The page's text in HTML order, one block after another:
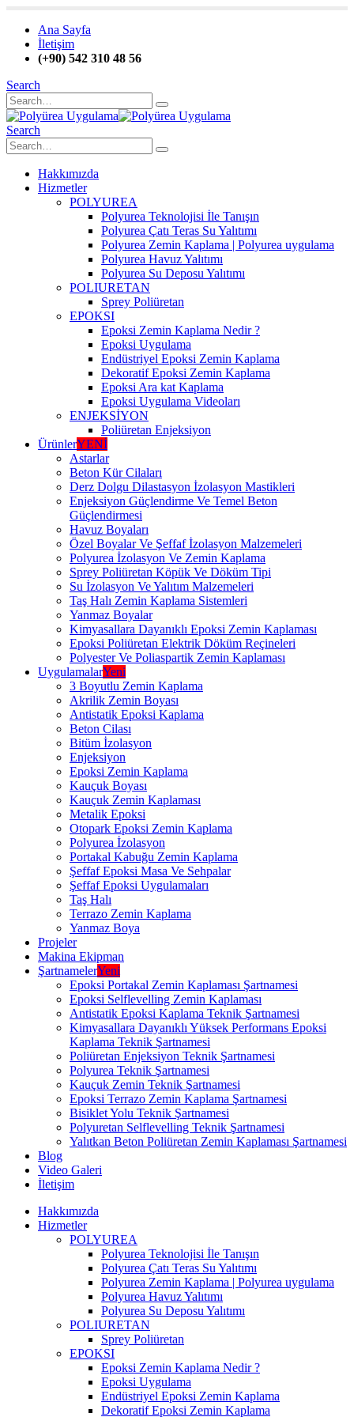
Ana Sayfa
İletişim
(+90) 542 310 48 56
Search
Search
Hakkımızda
Hizmetler
POLYUREA
Polyurea Teknolojisi İle Tanışın
Polyurea Çatı Teras Su Yalıtımı
Polyurea Zemin Kaplama | Polyurea uygulama
Polyurea Havuz Yalıtımı
Polyurea Su Deposu Yalıtımı
POLIURETAN
Sprey Poliüretan
EPOKSI
Epoksi Zemin Kaplama Nedir ?
Epoksi Uygulama
Endüstriyel Epoksi Zemin Kaplama
Dekoratif Epoksi Zemin Kaplama
Epoksi Ara kat Kaplama
Epoksi Uygulama Videoları
ENJEKSİYON
Poliüretan Enjeksiyon
ÜrünlerYENİ
Astarlar
Beton Kür Cilaları
Derz Dolgu Dilastasyon İzolasyon Mastikleri
Enjeksiyon Güçlendirme Ve Temel Beton
Güçlendirmesi
Havuz Boyaları
Özel Boyalar Ve Şeffaf İzolasyon Malzemeleri
Polyurea İzolasyon Ve Zemin Kaplama
Sprey Poliüretan Köpük Ve Döküm Tipi
Su İzolasyon Ve Yalıtım Malzemeleri
Taş Halı Zemin Kaplama Sistemleri
Yanmaz Boyalar
Kimyasallara Dayanıklı Epoksi Zemin Kaplaması
Epoksi Poliüretan Elektrik Döküm Reçineleri
Polyester Ve Poliaspartik Zemin Kaplaması
UygulamalarYeni
3 Boyutlu Zemin Kaplama
Akrilik Zemin Boyası
Antistatik Epoksi Kaplama
Beton Cilası
Bitüm İzolasyon
Enjeksiyon
Epoksi Zemin Kaplama
Kauçuk Boyası
Kauçuk Zemin Kaplaması
Metalik Epoksi
Otopark Epoksi Zemin Kaplama
Polyurea İzolasyon
Portakal Kabuğu Zemin Kaplama
Şeffaf Epoksi Masa Ve Sehpalar
Şeffaf Epoksi Uygulamaları
Taş Halı
Terrazo Zemin Kaplama
Yanmaz Boya
Projeler
Makina Ekipman
ŞartnamelerYeni
Epoksi Portakal Zemin Kaplaması Şartnamesi
Epoksi Selflevelling Zemin Kaplaması
Antistatik Epoksi Kaplama Teknik Şartnamesi
Kimyasallara Dayanıklı Yüksek Performans Epoksi
Kaplama Teknik Şartnamesi
Poliüretan Enjeksiyon Teknik Şartnamesi
Polyurea Teknik Şartnamesi
Kauçuk Zemin Teknik Şartnamesi
Epoksi Terrazo Zemin Kaplama Şartnamesi
Bisiklet Yolu Teknik Şartnamesi
Polyuretan Selflevelling Teknik Şartnamesi
Yalıtkan Beton Poliüretan Zemin Kaplaması Şartnamesi
Blog
Video Galeri
İletişim
Hakkımızda
Hizmetler
POLYUREA
Polyurea Teknolojisi İle Tanışın
Polyurea Çatı Teras Su Yalıtımı
Polyurea Zemin Kaplama | Polyurea uygulama
Polyurea Havuz Yalıtımı
Polyurea Su Deposu Yalıtımı
POLIURETAN
Sprey Poliüretan
EPOKSI
Epoksi Zemin Kaplama Nedir ?
Epoksi Uygulama
Endüstriyel Epoksi Zemin Kaplama
Dekoratif Epoksi Zemin Kaplama